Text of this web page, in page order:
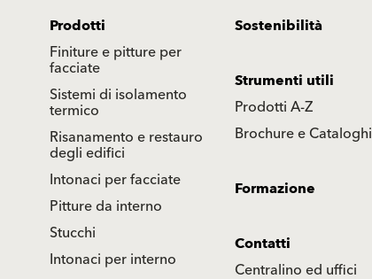
Prodotti
Finiture e pitture per
facciate
Sistemi di isolamento
termico
Risanamento e restauro
degli edifici
Intonaci per facciate
Pitture da interno
Stucchi
Intonaci per interno
Sostenibilità
Strumenti utili
Prodotti A-Z
Brochure e Cataloghi
Formazione
Contatti
Centralino ed uffici